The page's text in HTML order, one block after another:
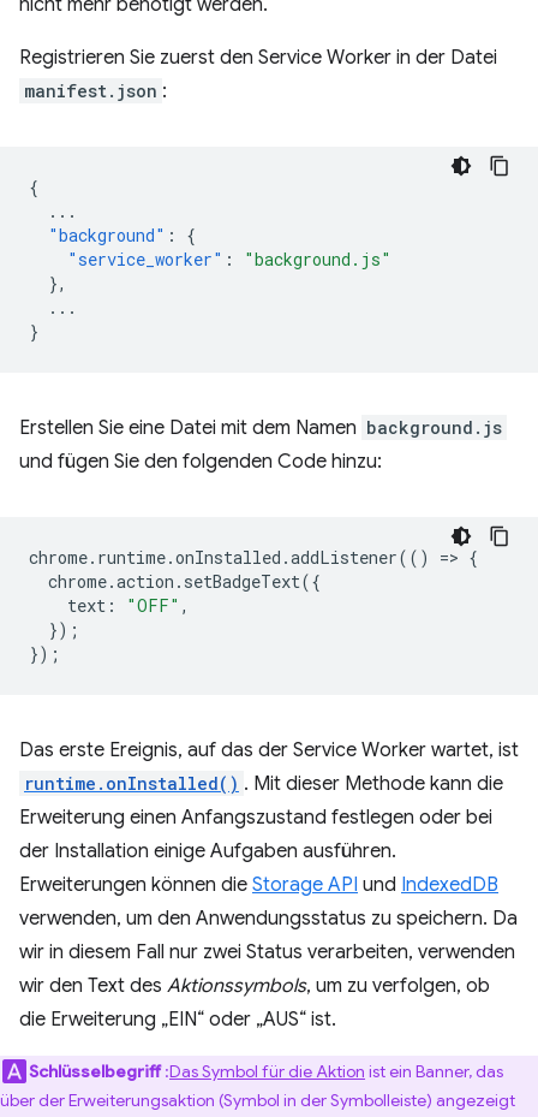
nicht mehr benötigt werden.
Registrieren Sie zuerst den Service Worker in der Datei
manifest.json :
{
...
"background" :
{
"service_worker" :
"background.js"
},
...
}
Erstellen Sie eine Datei mit dem Namen background.js
und fügen Sie den folgenden Code hinzu:
chrome. runtime.onInstalled .addListener(() => {
chrome.action . setBadgeText({
text : "OFF" ,
});
});
Das erste Ereignis, auf das der Service Worker wartet, ist
runtime.onInstalled() . Mit dieser Methode kann die
Erweiterung einen Anfangszustand festlegen oder bei
der Installation einige Aufgaben ausführen.
Erweiterungen können die Storage API und IndexedDB
verwenden, um den Anwendungsstatus zu speichern. Da
wir in diesem Fall nur zwei Status verarbeiten, verwenden
wir den Text des Aktionssymbols, um zu verfolgen, ob
die Erweiterung „EIN“ oder „AUS“ ist.
Schlüsselbegriff:Das Symbol für die Aktion ist ein Banner, das
über der Erweiterungsaktion (Symbol in der Symbolleiste) angezeigt